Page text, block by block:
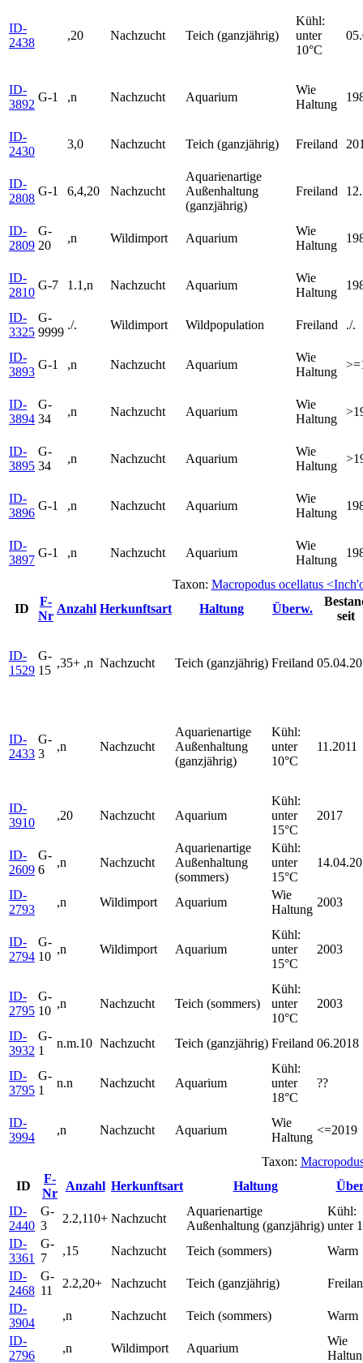
ID-
2438
,20 Nachzucht Teich (ganzjährig)
Kühl:
unter
10°C
ID-
3892
G-1 ,n Nachzucht Aquarium
Wie
Haltung
ID-
2430
3,0 Nachzucht Teich (ganzjährig) Freiland
ID-
2808
G-1 6,4,20 Nachzucht
Aquarienartige
Außenhaltung
(ganzjährig)
Freiland
ID-
2809
G-
20
,n Wildimport Aquarium
Wie
Haltung
ID-
2810
G-7 1.1,n Nachzucht Aquarium
Wie
Haltung
ID-
3325
G-
9999
./. Wildimport Wildpopulation Freiland ./.
ID-
3893
G-1 ,n Nachzucht Aquarium
Wie
Haltung
ID-
3894
G-
34
,n Nachzucht Aquarium
Wie
Haltung
ID-
3895
G-
34
,n Nachzucht Aquarium
Wie
Haltung
ID-
3896
G-1 ,n Nachzucht Aquarium
Wie
Haltung
ID-
3897
G-1 ,n Nachzucht Aquarium
Wie
Haltung
Taxon: Macropodus ocellatus
ID
F-
Nr
Anzahl Herkunftsart Haltung Überw.
seit
ID-
1529
G-
15
,35+ ,n Nachzucht Teich (ganzjährig) Freiland
ID-
2433
G-
3
,n Nachzucht
Aquarienartige
Außenhaltung
(ganzjährig)
Kühl:
unter
10°C
11.2011
ID-
3910
,20 Nachzucht Aquarium
Kühl:
unter
15°C
2017
ID-
2609
G-
6
,n Nachzucht
Aquarienartige
Außenhaltung
(sommers)
Kühl:
unter
15°C
ID-
2793
,n Wildimport Aquarium
Wie
Haltung
2003
ID-
2794
G-
10
,n Wildimport Aquarium
Kühl:
unter
15°C
2003
ID-
2795
G-
10
,n Nachzucht Teich (sommers)
Kühl:
unter
10°C
2003
ID-
3932
G-
1
n.m.10 Nachzucht Teich (ganzjährig) Freiland 06.2018
ID-
3795
G-
1
n.n Nachzucht Aquarium
Kühl:
unter
18°C
??
ID-
3994
,n Nachzucht Aquarium
Wie
Haltung
<=2019
Taxon:
ID
F-
Nr
Anzahl Herkunftsart Haltung
ID-
2440
G-
3
2.2,110+ Nachzucht
Aquarienartige
Außenhaltung (ganzjährig)
Kühl:
unter
ID-
3361
G-
7
,15 Nachzucht Teich (sommers)
Warm
ID-
2468
G-
11
2.2,20+ Nachzucht Teich (ganzjährig)
ID-
3904
,n Nachzucht Teich (sommers)
Warm
ID-
2796
,n Wildimport Aquarium
Wie